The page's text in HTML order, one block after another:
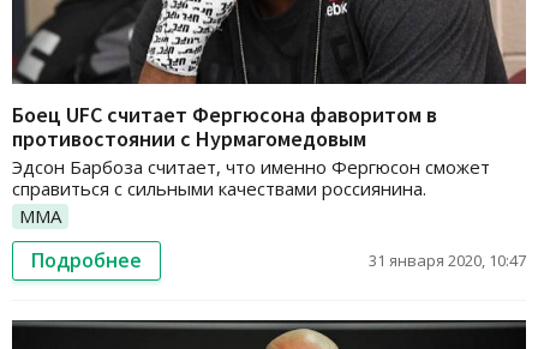
Боец UFC считает Фергюсона фаворитом в
противостоянии с Нурмагомедовым
Эдсон Барбоза считает, что именно Фергюсон сможет
справиться с сильными качествами россиянина.
ММА
Подробнее 31 января 2020, 10:47